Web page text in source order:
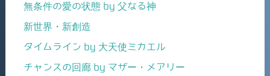
無条件の愛の状態 by 父なる神
新世界・新創造
タイムライン by 大天使ミカエル
チャンスの回廊 by マザー・メアリー